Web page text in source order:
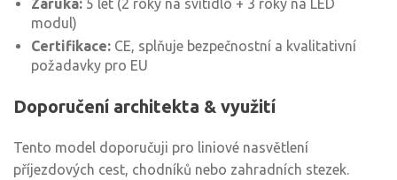
Záruka: 5 let (2 roky na svítidlo + 3 roky na LED
modul)
Certifikace: CE, splňuje bezpečnostní a kvalitativní
požadavky pro EU
Doporučení architekta & využití
Tento model doporučuji pro liniové nasvětlení
příjezdových cest, chodníků nebo zahradních stezek.